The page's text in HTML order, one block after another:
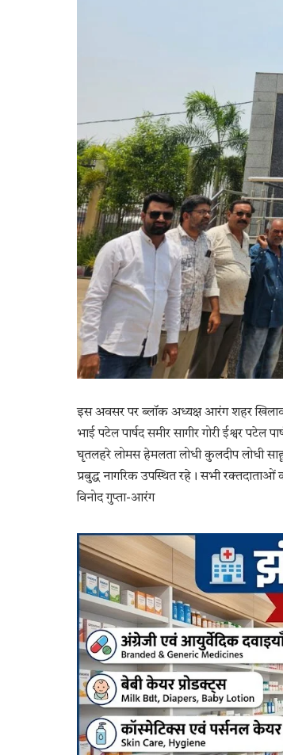
इस अवसर पर ब्लॉक अध्यक्ष आरंग शहर खिलावन
भाई पटेल पार्षद समीर सागीर गोरी ईश्वर पटेल
घृतलहरे लोमस हेमलता लोधी कुलदीप लोधी
प्रबुद्ध नागरिक उपस्थित रहे। सभी रक्तदाताओं
विनोद गुप्ता-आरंग